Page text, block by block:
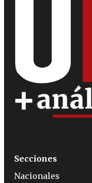
Secciones
Nacionales